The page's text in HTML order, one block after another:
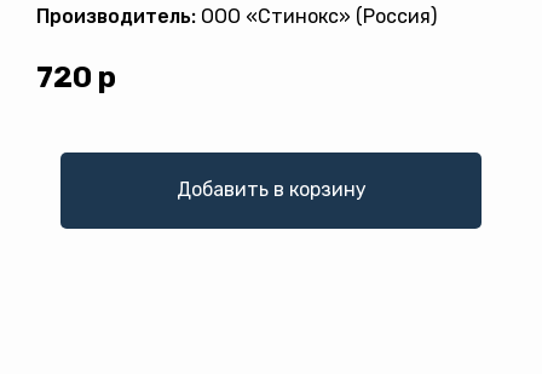
Производитель: ООО «Стинокс» (Россия)
720 р
Добавить в корзину